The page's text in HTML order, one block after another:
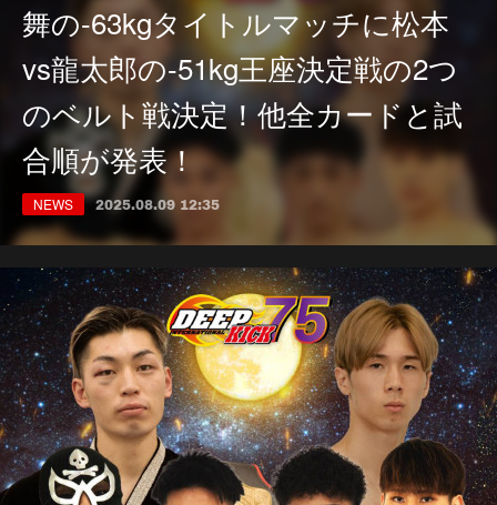
舞の-63kgタイトルマッチに松本
vs龍太郎の-51kg王座決定戦の2つ
のベルト戦決定！他全カードと試
合順が発表！
NEWS 2025.08.09 12:35